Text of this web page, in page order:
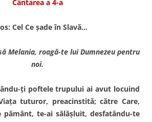
Cântarea a 4-a
Cel Ce şade în Slavă…
Melania, roagă-te lui Dumnezeu pentru
noi.
ţi poftele trupului ai avut locuind
tuturor, preacinstită; către Care,
pământ, te-ai sălăşluit, desfatându-te